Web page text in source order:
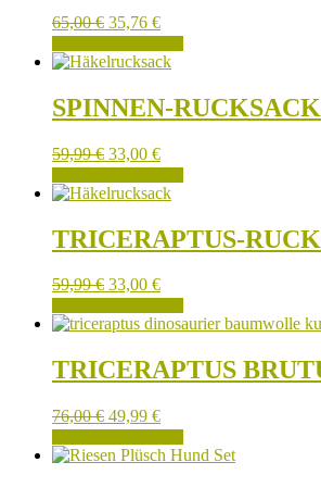
65,00€ 35,76 €
SPINNEN-RUCKSACK
59,99€ 33,00 €
TRICERAPTUS-
59,99€ 33,00 €
TRICERAPTUS
76,00€ 49,99 €